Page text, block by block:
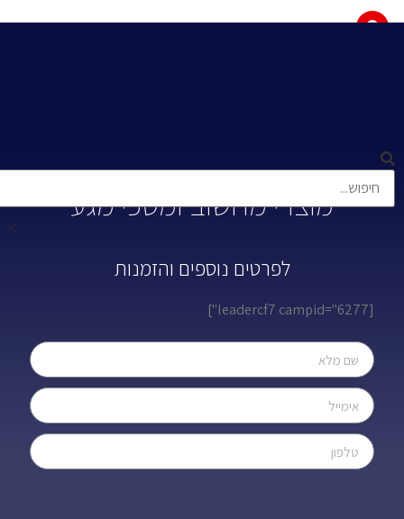
מוצרי מחשוב ומסכי מגע
לפרטים נוספים והזמנות
[leadercf7 campid="6277"]